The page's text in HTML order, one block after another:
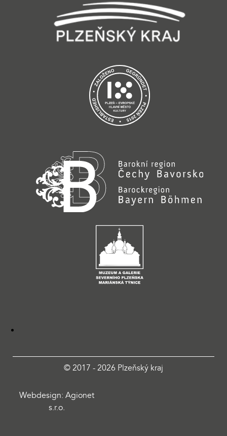
© 2017 - 2026 Plzeňský kraj
Webdesign: Agionet
s.r.o.